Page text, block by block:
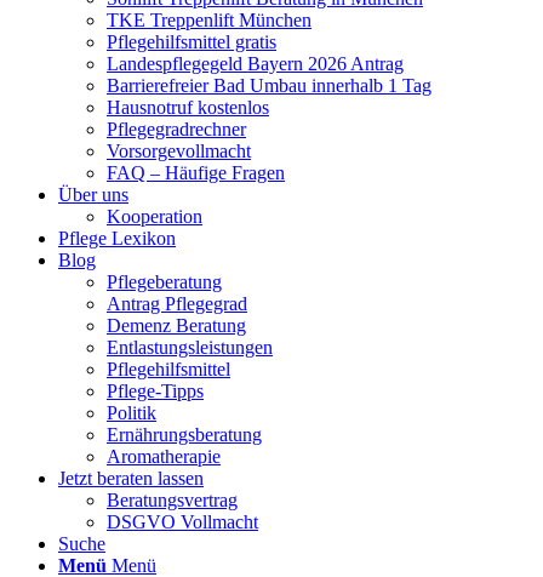
TKE Treppenlift München
Pflegehilfsmittel gratis
Landespflegegeld Bayern 2026 Antrag
Barrierefreier Bad Umbau innerhalb 1 Tag
Hausnotruf kostenlos
Pflegegradrechner
Vorsorgevollmacht
FAQ – Häufige Fragen
Über uns
Kooperation
Pflege Lexikon
Blog
Pflegeberatung
Antrag Pflegegrad
Demenz Beratung
Entlastungsleistungen
Pflegehilfsmittel
Pflege-Tipps
Politik
Ernährungsberatung
Aromatherapie
Jetzt beraten lassen
Beratungsvertrag
DSGVO Vollmacht
Suche
Menü Menü